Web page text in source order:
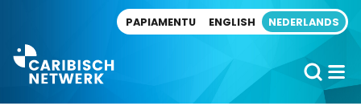
PAPIAMENTU ENGLISH NEDERLANDS